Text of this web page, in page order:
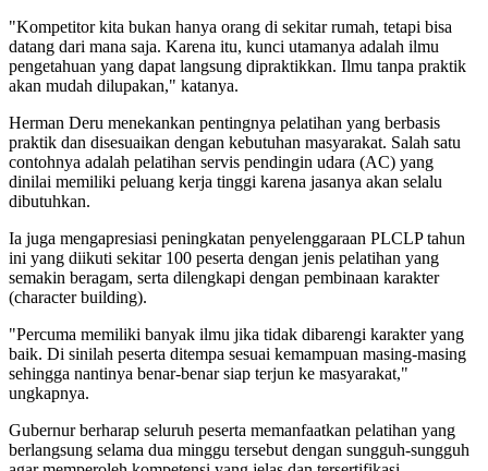
"Kompetitor kita bukan hanya orang di sekitar rumah, tetapi bisa
datang dari mana saja. Karena itu, kunci utamanya adalah ilmu
pengetahuan yang dapat langsung dipraktikkan. Ilmu tanpa praktik
akan mudah dilupakan," katanya.
Herman Deru menekankan pentingnya pelatihan yang berbasis
praktik dan disesuaikan dengan kebutuhan masyarakat. Salah satu
contohnya adalah pelatihan servis pendingin udara (AC) yang
dinilai memiliki peluang kerja tinggi karena jasanya akan selalu
dibutuhkan.
Ia juga mengapresiasi peningkatan penyelenggaraan PLCLP tahun
ini yang diikuti sekitar 100 peserta dengan jenis pelatihan yang
semakin beragam, serta dilengkapi dengan pembinaan karakter
(character building).
"Percuma memiliki banyak ilmu jika tidak dibarengi karakter yang
baik. Di sinilah peserta ditempa sesuai kemampuan masing-masing
sehingga nantinya benar-benar siap terjun ke masyarakat,"
ungkapnya.
Gubernur berharap seluruh peserta memanfaatkan pelatihan yang
berlangsung selama dua minggu tersebut dengan sungguh-sungguh